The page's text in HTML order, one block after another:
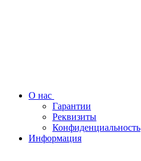
О нас
Гарантии
Реквизиты
Конфиденциальность
Информация